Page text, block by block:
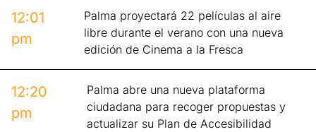
12:01
pm
Palma proyectará 22 películas al aire
libre durante el verano con una nueva
edición de Cinema a la Fresca
12:20
pm
Palma abre una nueva plataforma
ciudadana para recoger propuestas y
actualizar su Plan de Accesibilidad